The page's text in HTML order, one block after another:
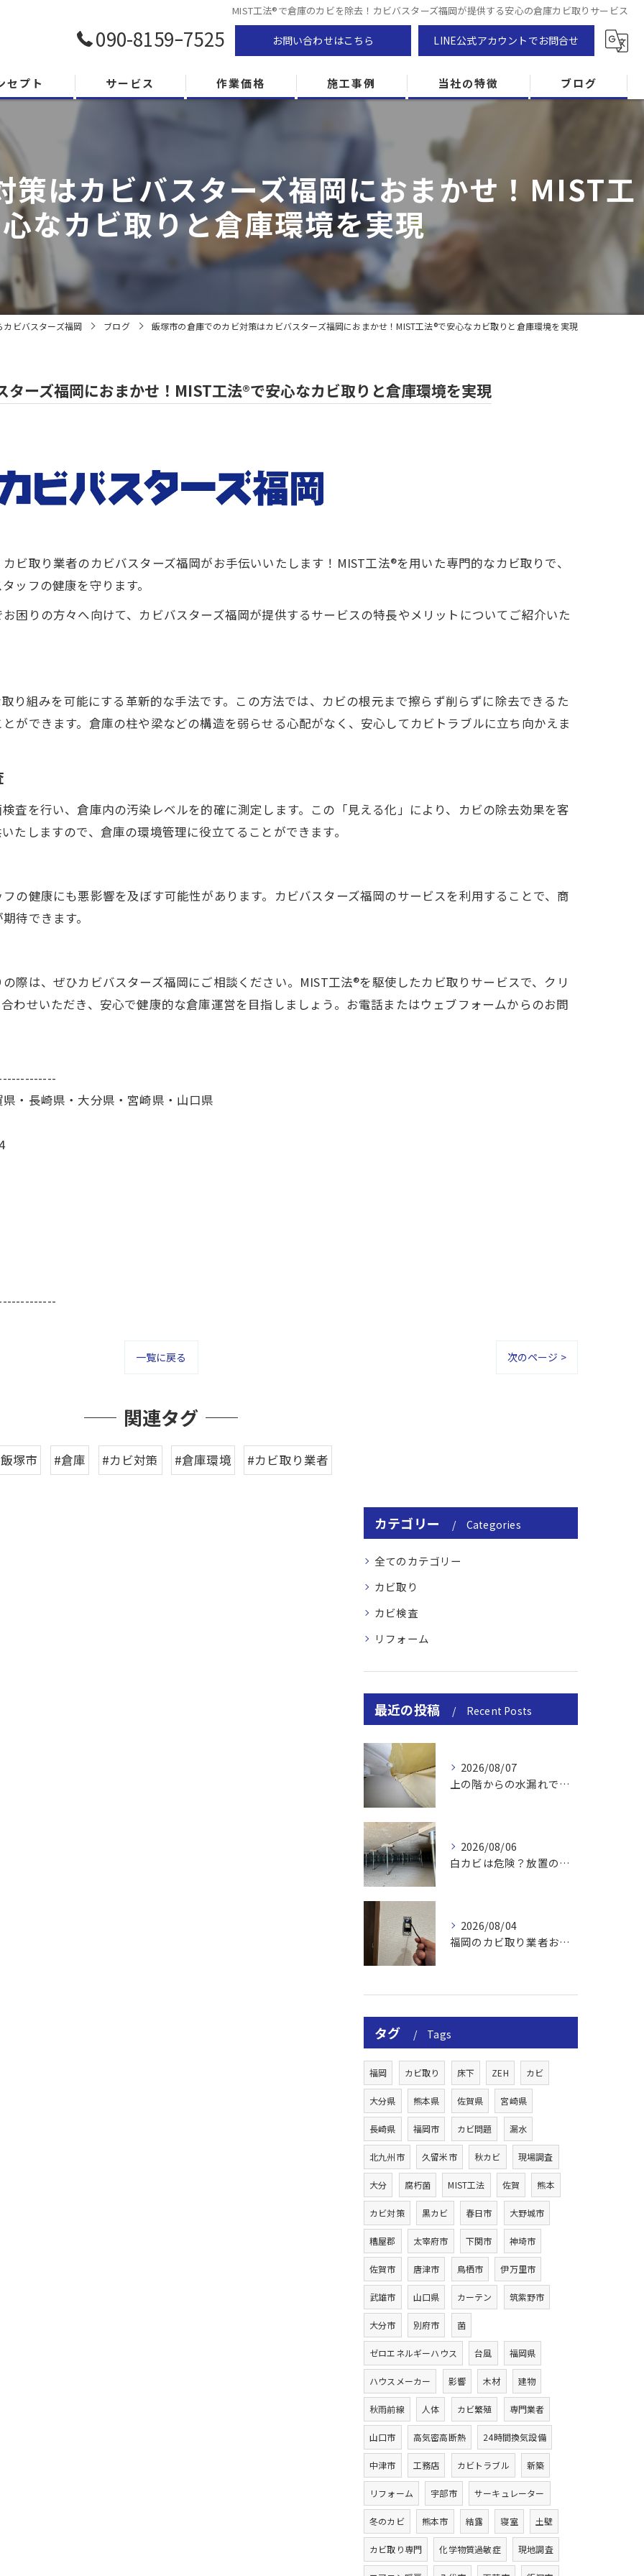
MIST工法®で倉庫のカビを除去！カビバスターズ福岡が提供する安心の倉庫カビ取りサービス
090-8159ｰ7525 お問い合わせはこちら LINE公式アカウントでお問合せ
セプト サービス 作業価格 施工事例 当社の特徴
防カビ
カビ専門
ZEH住宅
カビ検査
ブログ
策はカビバスターズ福岡におまかせ！MIST工
なカビ取りと倉庫環境を実現
ビバスターズ福岡 ブログ 飯塚市の倉庫でのカビ対策はカビバスターズ福岡におまかせ！MIST工法®で安心なカビ取りと倉庫環境を実現
ーズ福岡におまかせ！MIST工法®で安心なカビ取りと倉庫環境を実現
ビ取り業者のカビバスターズ福岡がお手伝いいたします！MIST工法®を用いた専門的なカビ取りで、
ッフの健康を守ります。
困りの方々へ向けて、カビバスターズ福岡が提供するサービスの特長やメリットについてご紹介いた
り組みを可能にする革新的な手法です。この方法では、カビの根元まで擦らず削らずに除去できるた
ができます。倉庫の柱や梁などの構造を弱らせる心配がなく、安心してカビトラブルに立ち向かえま
査を行い、倉庫内の汚染レベルを的確に測定します。この「見える化」により、カビの除去効果を客
たしますので、倉庫の環境管理に役立てることができます。
の健康にも悪影響を及ぼす可能性があります。カビバスターズ福岡のサービスを利用することで、商
待できます。
際は、ぜひカビバスターズ福岡にご相談ください。MIST工法®を駆使したカビ取りサービスで、クリ
わせいただき、安心で健康的な倉庫運営を目指しましょう。お電話またはウェブフォームからのお問
・長崎県・大分県・宮崎県・山口県
一覧に戻る 次のページ >
関連タグ
塚市 #倉庫 #カビ対策 #倉庫環境 #カビ取り業者
カテゴリー Categories
全てのカテゴリー
カビ取り
カビ検査
リフォーム
最近の投稿 Recent Posts
2026/08/07
上の階からの水漏れでカビ｜対処法と業者
2026/08/06
白カビは危険？放置のリスクと取り方
2026/08/04
福岡のカビ取り業者おすすめの選び方と費用
タグ Tags
福岡 カビ取り 床下 ZEH カビ
大分県 熊本県 佐賀県 宮崎県
長崎県 福岡市 カビ問題 漏水
北九州市 久留米市 秋カビ 現場調査
大分 腐朽菌 MIST工法 佐賀 熊本
カビ対策 黒カビ 春日市 大野城市
糟屋郡 太宰府市 下関市 神埼市
佐賀市 唐津市 鳥栖市 伊万里市
武雄市 山口県 カーテン 筑紫野市
大分市 別府市 菌
ゼロエネルギーハウス 台風 福岡県
ハウスメーカー 影響 木材 建物
秋雨前線 人体 カビ繁殖 専門業者
山口市 高気密高断熱 24時間換気設備
中津市 工務店 カビトラブル 新築
リフォーム 宇部市 サーキュレーター
冬のカビ 熊本市 結露 寝室 土壁
カビ取り専門 化学物質過敏症 現地調査